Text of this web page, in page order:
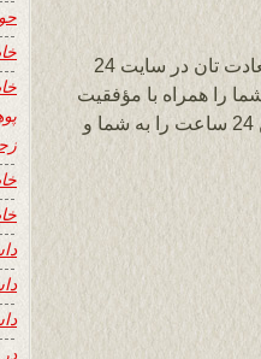
خواهر گرامی بانو غفوری عزیز از حضور با سعادت تان در سایت 24
را همراه با مؤفقیت
تمنا داشته و هشتمین بهار نشراتی سایت وزین 24 ساعت را به شما و